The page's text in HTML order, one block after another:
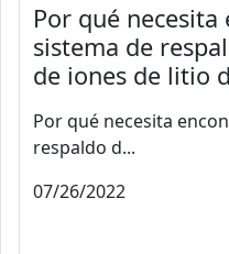
Por qué
sistema de
de iones de litio
Por qué necesita
respaldo d...
07/26/2022